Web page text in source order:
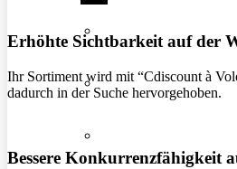
Erhöhte Sichtbarkeit auf der
Ihr Sortiment wird mit “Cdiscount à
dadurch in der Suche hervorgehoben.
Bessere Konkurrenzfähigkeit